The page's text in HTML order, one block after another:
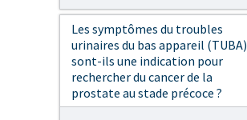
Les symptômes du troubles
urinaires du bas appareil (TUBA)
sont-ils une indication pour
rechercher du cancer de la
prostate au stade précoce ?